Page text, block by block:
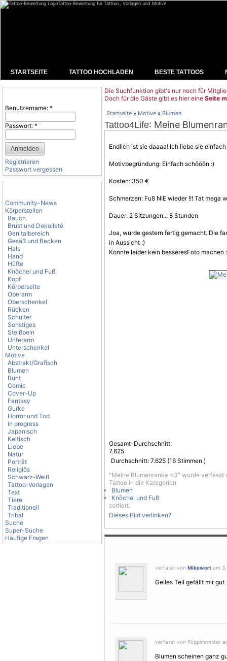
Tattoo-Bewertung für Tattoos, Vorlagen und Motive
STARTSEITE TATTOO HOCHLADEN BESTE TATTOOS
Benutzername: *
Passwort: *
Registrieren
Passwort vergessen
Community-News
Körperstellen
Bauch
Brust und Dekolleté
Genitalbereich
Gesäß und Becken
Hals
Hand
Hüfte
Knöchel und Fuß
Kopf
Körperseite
Oberarm
Oberschenkel
Rücken
Schulter
Sonstiges
Steißbein
Unterarm
Unterschenkel
Motive
Abstrakt/Grafisch
Blumen
Bunt
Comic
Cover-Up
Fantasy
Gurke
Horror und Tod
in progress
Japanisch
Keltisch
Liebe
Natur
Porträt
Religiös
Schwarz-Weiß
Tattoo-Vorlagen
Text
Tiere
Traditionell
Tribal
Suche
Super-Suche
Häufige Fragen
Die Suchfunktion gibt's nur noch für
Doch für die Gäste gibt es hier eine Seite
Startseite » Motive » Blumen
Tattoo4Life: Meine
Endlich ist sie daaaa! Ich liebe sie
Motivbegründung: Einfach schööön :)
Kosten: 350 €
Schmerzen: Fuß NIE wieder !!! Tat mega
Dauer: 2 Sitzungen... 8 Stunden
Joa, wurde gestern fertig gemacht. Die
in Aussicht :)
Konnte leider kein besseresFoto
Gesamt-Durchschnitt:
7.625
Durchschnitt: 7.625 (16 Stimmen )
"Meine Blumenranke <3" wurde verfasst
Tattoo in die Kategorien
Blumen
Knöchel und Fuß
sortiert.
Dieses Bild verlinken?
verfasst von Mikewort am
Geiles Teil gefällt mir gut
verfasst von Püppimonster
Blumen scheinen ganz